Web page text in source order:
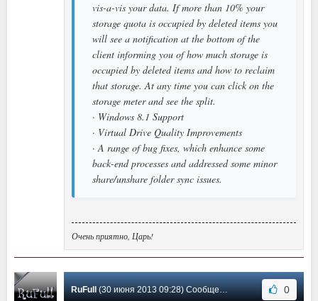
vis-a-vis your data. If more than 10% your
storage quota is occupied by deleted items you
will see a notification at the bottom of the
client informing you of how much storage is
occupied by deleted items and how to reclaim
that storage. At any time you can click on the
storage meter and see the split.
· Windows 8.1 Support
· Virtual Drive Quality Improvements
· A range of bug fixes, which enhance some
back-end processes and addressed some minor
share/unshare folder sync issues.
Очень приятно, Царь!
RuFull (30 июня 2013 09:28) Сообщение #18 0